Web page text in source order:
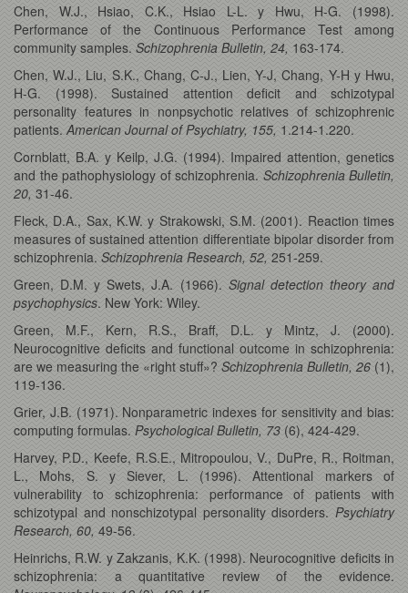
Chen, W.J., Hsiao, C.K., Hsiao L-L. y Hwu, H-G. (1998).
Performance of the Continuous Performance Test among
community samples. Schizophrenia Bulletin, 24, 163-174.
Chen, W.J., Liu, S.K., Chang, C-J., Lien, Y-J, Chang, Y-H y Hwu,
H-G. (1998). Sustained attention deficit and schizotypal
personality features in nonpsychotic relatives of schizophrenic
patients. American Journal of Psychiatry, 155, 1.214-1.220.
Cornblatt, B.A. y Keilp, J.G. (1994). Impaired attention, genetics
and the pathophysiology of schizophrenia. Schizophrenia Bulletin,
20, 31-46.
Fleck, D.A., Sax, K.W. y Strakowski, S.M. (2001). Reaction times
measures of sustained attention differentiate bipolar disorder from
schizophrenia. Schizophrenia Research, 52, 251-259.
Green, D.M. y Swets, J.A. (1966). Signal detection theory and
psychophysics. New York: Wiley.
Green, M.F., Kern, R.S., Braff, D.L. y Mintz, J. (2000).
Neurocognitive deficits and functional outcome in schizophrenia:
are we measuring the «right stuff»? Schizophrenia Bulletin, 26 (1),
119-136.
Grier, J.B. (1971). Nonparametric indexes for sensitivity and bias:
computing formulas. Psychological Bulletin, 73 (6), 424-429.
Harvey, P.D., Keefe, R.S.E., Mitropoulou, V., DuPre, R., Roitman,
L., Mohs, S. y Siever, L. (1996). Attentional markers of
vulnerability to schizophrenia: performance of patients with
schizotypal and nonschizotypal personality disorders. Psychiatry
Research, 60, 49-56.
Heinrichs, R.W. y Zakzanis, K.K. (1998). Neurocognitive deficits in
schizophrenia: a quantitative review of the evidence.